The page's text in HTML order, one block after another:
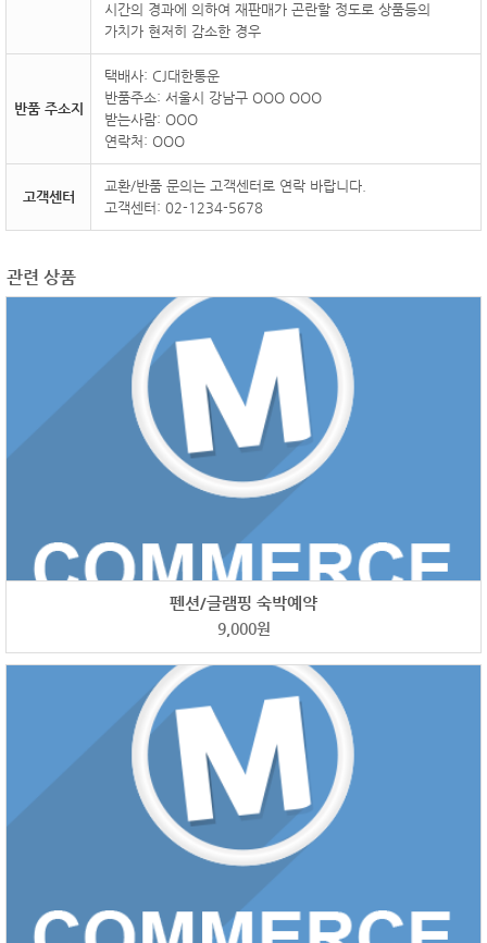
시간의 경과에 의하여 재판매가 곤란할 정도로 상품등의
가치가 현저히 감소한 경우
반품 주소지
택배사: CJ대한통운
반품주소: 서울시 강남구 OOO OOO
받는사람: OOO
연락처: OOO
고객센터
교환/반품 문의는 고객센터로 연락 바랍니다.
고객센터: 02-1234-5678
관련 상품
펜션/글램핑 숙박예약
9,000원